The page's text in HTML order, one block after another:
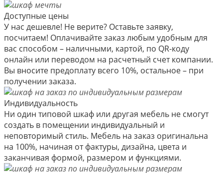
Доступные цены
У нас дешевле! Не верите? Оставьте заявку,
посчитаем! Оплачивайте заказ любым удобным для
вас способом – наличными, картой, по QR-коду
онлайн или переводом на расчетный счет компании.
Вы вносите предоплату всего 10%, остальное – при
получении заказа.
Индивидуальность
Ни один типовой шкаф или другая мебель не смогут
создать в помещении индивидуальный и
неповторимый стиль. Мебель на заказ оригинальна
на 100%, начиная от фактуры, дизайна, цвета и
заканчивая формой, размером и функциями.